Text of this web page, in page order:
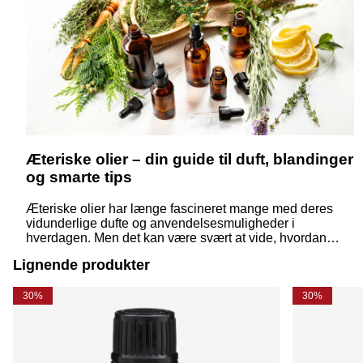
Æteriske olier – din guide til duft, blandinger
og smarte tips
Æteriske olier har længe fascineret mange med deres
vidunderlige dufte og anvendelsesmuligheder i
hverdagen. Men det kan være svært at vide, hvordan
er på de forskellige typer. Her får du svar på de mest
inspirerende måde.
Lignende produkter
30% 30%